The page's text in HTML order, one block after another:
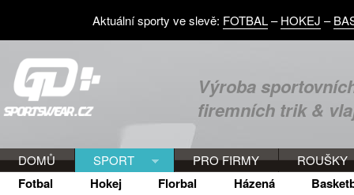
Výroba
firemních trik &
DOMŮ SPORT PRO FIRMY ROUŠKY
Fotbal Hokej Florbal Házená
Aktuální sporty ve slevě: FOTBAL–HOKEJ –